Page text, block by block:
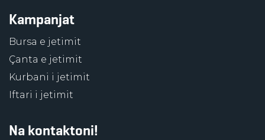
Kampanjat
Bursa e jetimit
Çanta e jetimit
Kurbani i jetimit
Iftari i jetimit
Na kontaktoni!